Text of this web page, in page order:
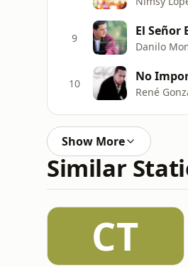
9 El Señor
Danilo
10 No
René
Show More
Similar
CT